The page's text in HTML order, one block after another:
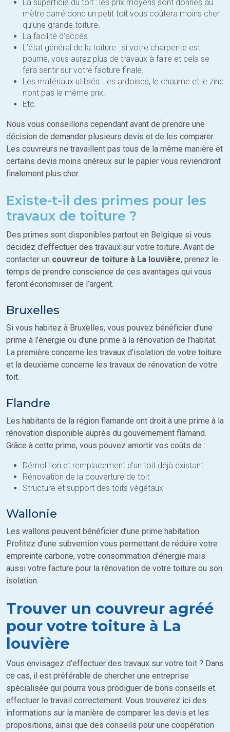
La superficie du toit : les prix moyens sont donnés au
mètre carré donc un petit toit vous coûtera moins cher
qu’une grande toiture.
La facilité d’accès
L’état général de la toiture : si votre charpente est
pourrie, vous aurez plus de travaux à faire et cela se
fera sentir sur votre facture finale.
Les matériaux utilisés : les ardoises, le chaume et le zinc
n’ont pas le même prix.
Etc.
Nous vous conseillons cependant avant de prendre une
décision de demander plusieurs devis et de les comparer.
Les couvreurs ne travaillent pas tous de la même manière et
certains devis moins onéreux sur le papier vous reviendront
finalement plus cher.
Existe-t-il des primes pour les
travaux de toiture ?
Des primes sont disponibles partout en Belgique si vous
décidez d’effectuer des travaux sur votre toiture. Avant de
contacter un couvreur de toiture à La louvière, prenez le
temps de prendre conscience de ces avantages qui vous
feront économiser de l’argent.
Bruxelles
Si vous habitez à Bruxelles, vous pouvez bénéficier d’une
prime à l’énergie ou d’une prime à la rénovation de l’habitat.
La première concerne les travaux d’isolation de votre toiture
et la deuxième concerne les travaux de rénovation de votre
toit.
Flandre
Les habitants de la région flamande ont droit à une prime à la
rénovation disponible auprès du gouvernement flamand.
Grâce à cette prime, vous pouvez amortir vos coûts de :
Démolition et remplacement d’un toit déjà existant
Rénovation de la couverture de toit
Structure et support des toits végétaux
Wallonie
Les wallons peuvent bénéficier d’une prime habitation.
Profitez d’une subvention vous permettant de réduire votre
empreinte carbone, votre consommation d’énergie mais
aussi votre facture pour la rénovation de votre toiture ou son
isolation.
Trouver un couvreur agréé
pour votre toiture à La
louvière
Vous envisagez d’effectuer des travaux sur votre toit ? Dans
ce cas, il est préférable de chercher une entreprise
spécialisée qui pourra vous prodiguer de bons conseils et
effectuer le travail correctement. Vous trouverez ici des
informations sur la manière de comparer les devis et les
propositions, ainsi que des conseils pour une coopération